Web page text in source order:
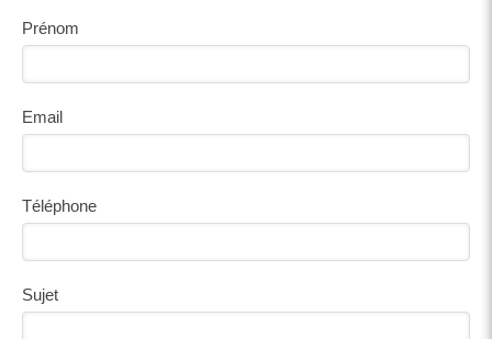
Prénom
Email
Téléphone
Sujet